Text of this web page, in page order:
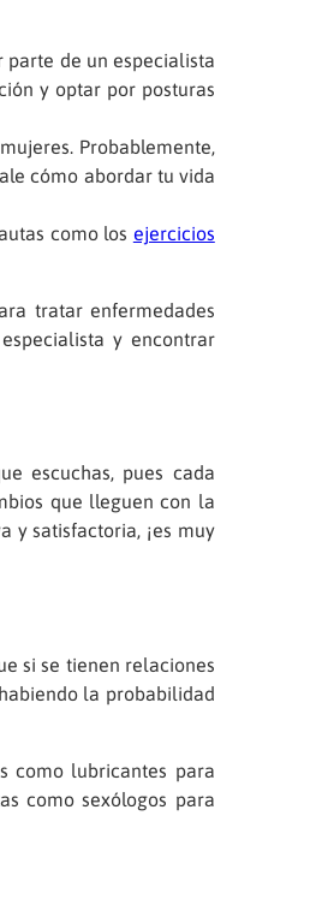
parte de un especialista
y optar por posturas
Probablemente,
cómo abordar tu vida
como los ejercicios
tratar enfermedades
y encontrar
escuchas, pues cada
que lleguen con la
y satisfactoria, ¡es muy
si se tienen relaciones
la probabilidad
como lubricantes para
como sexólogos para